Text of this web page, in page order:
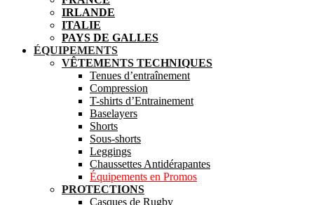
IRLANDE
ITALIE
PAYS DE GALLES
ÉQUIPEMENTS
VÊTEMENTS TECHNIQUES
Tenues d’entraînement
Compression
T-shirts d’Entrainement
Baselayers
Shorts
Sous-shorts
Leggings
Chaussettes Antidérapantes
Équipements en Promos
PROTECTIONS
Casques de Rugby